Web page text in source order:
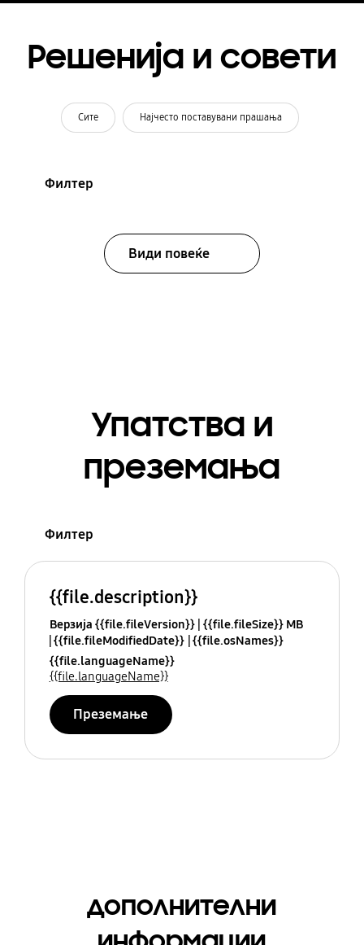
Решенија и совети
Сите Најчесто поставувани прашања
Филтер
Види повеќе
Упатства и
преземања
Филтер
{{file.description}}
Верзија {{file.fileVersion}} {{file.fileSize}} MB
{{file.fileModifiedDate}} {{file.osNames}}
{{file.languageName}}
{{file.languageName}}
Преземање
дополнителни